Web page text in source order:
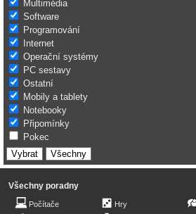
Multimédia
Software
Programování
Internet
Operační systémy
PC sestavy
Ostatní
Mobily a tablety
Notebooky
Připomínky
Pokec
Všechny poradny
Počítače Hry